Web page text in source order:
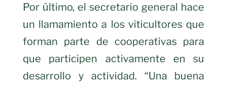
Por último, el secretario general hace
un llamamiento a los viticultores que
forman parte de cooperativas para
que participen activamente en su
desarrollo y actividad. “Una buena